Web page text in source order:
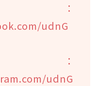
udnG
udnG